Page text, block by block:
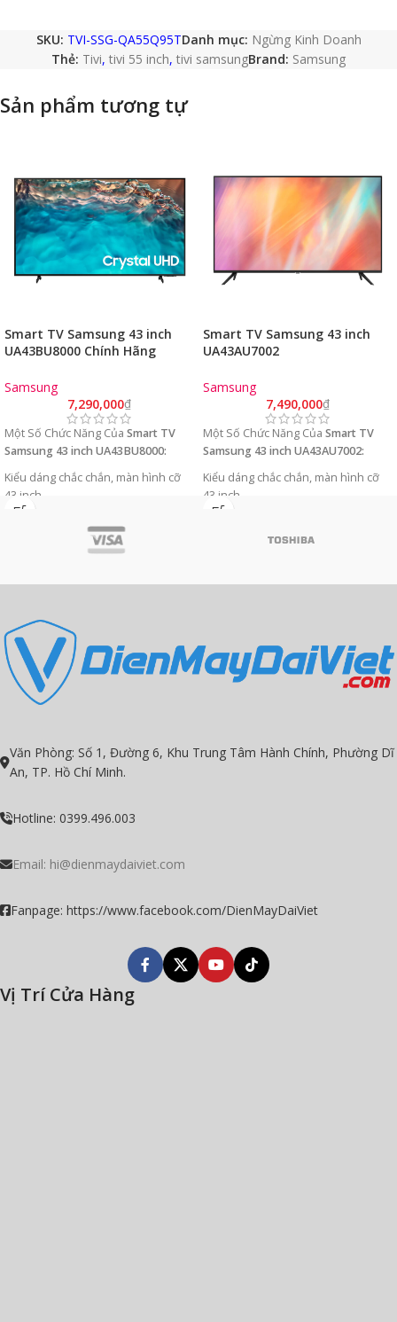
SKU: TVI-SSG-QA55Q95TDanh mục: Ngừng Kinh Doanh
Thẻ: Tivi, tivi 55 inch, tivi samsungBrand: Samsung
Sản phẩm tương tự
Smart TV Samsung 43 inch
UA43BU8000 Chính Hãng
Samsung
7,290,000₫
Một Số Chức Năng Của Smart TV
Samsung 43 inch UA43BU8000:
Kiểu dáng chắc chắn, màn hình cỡ
43 inch.
Độ phân giải 4K cho hình ảnh nét
gấp 4 lần Full HD.
Công nghệ HDR10+ tối ưu hóa độ
Công nghệ PurColor cho trải nghiệm
Hệ điều hành Tizen OS 6.0 dễ sử
dụng cùng nhiều ứng dụng giải trí
bổ ích.
Hỗ trợ điều khiển tivi bằng điện
thoại qua ứng dụng SmartThings.
Công nghệ HDR hoàn hảo trong
Smart TV Samsung 43 inch
UA43AU7002
Samsung
7,490,000₫
Một Số Chức Năng Của Smart TV
Samsung 43 inch UA43AU7002:
Kiểu dáng chắc chắn, màn hình cỡ
43 inch.
Độ phân giải 4K cho hình ảnh nét
Công nghệ HDR10+ tối ưu hóa độ
Công nghệ PurColor cho trải nghiệm
bổ ích.
Hỗ trợ điều khiển tivi bằng điện
thoại qua ứng dụng SmartThings.
Văn Phòng: Số 1, Đường 6, Khu Trung Tâm Hành Chính, Phường Dĩ
An, TP. Hồ Chí Minh.
Hotline: 0399.496.003
Email: hi@dienmaydaiviet.com
Fanpage: https://www.facebook.com/DienMayDaiViet
Vị Trí Cửa Hàng